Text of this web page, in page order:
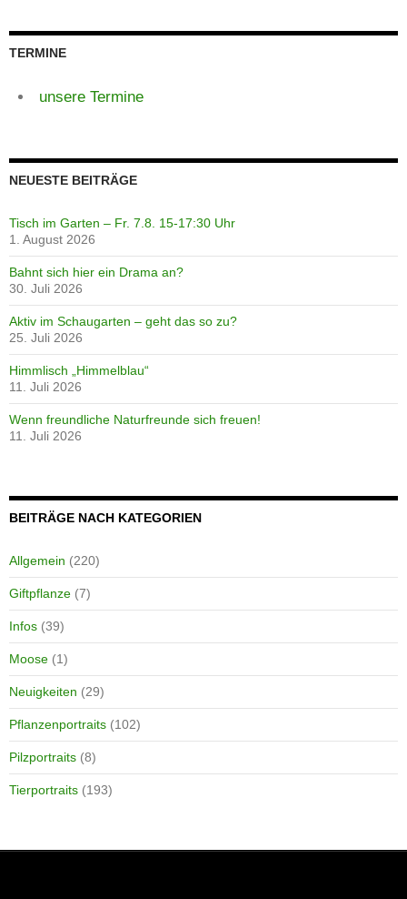
TERMINE
unsere Termine
NEUESTE BEITRÄGE
Tisch im Garten – Fr. 7.8. 15-17:30 Uhr
1. August 2026
Bahnt sich hier ein Drama an?
30. Juli 2026
Aktiv im Schaugarten – geht das so zu?
25. Juli 2026
Himmlisch „Himmelblau“
11. Juli 2026
Wenn freundliche Naturfreunde sich freuen!
11. Juli 2026
BEITRÄGE NACH KATEGORIEN
Allgemein (220)
Giftpflanze (7)
Infos (39)
Moose (1)
Neuigkeiten (29)
Pflanzenportraits (102)
Pilzportraits (8)
Tierportraits (193)